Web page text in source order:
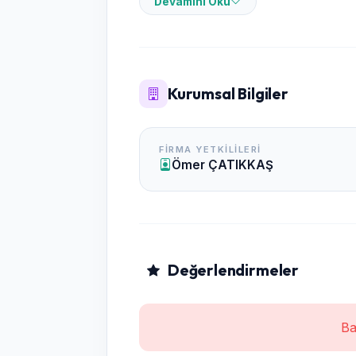
kadromuzla,
Korkuteli'de örnek teşkil eden, ileriye
Kurumsal Bilgiler
FIRMA YETKILILERI
Ömer ÇATIKKAŞ
Değerlendirmeler